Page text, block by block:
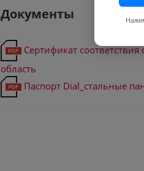
Документы
Сертификат
область
Паспорт Dial_стальные